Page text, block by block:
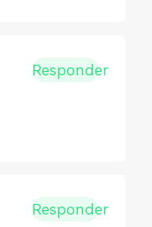
Responder
Responder